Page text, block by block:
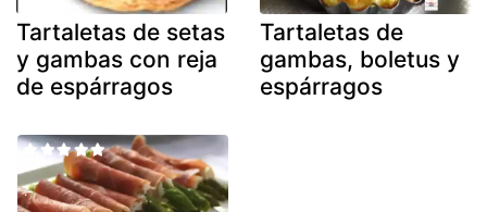
Tartaletas de setas
y gambas con reja
de espárragos
Tartaletas de
gambas, boletus y
espárragos